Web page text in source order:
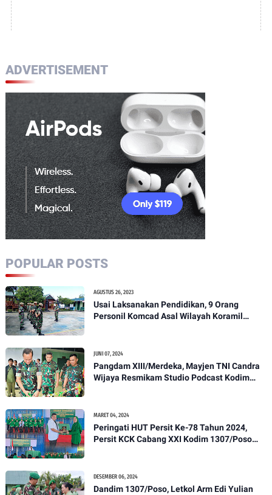
ADVERTISEMENT
POPULAR POSTS
AGUSTUS 26, 2023
Usai Laksanakan Pendidikan, 9 Orang
Personil Komcad Asal Wilayah Koramil
JUNI 07, 2024
Pangdam XIII/Merdeka, Mayjen TNI Candra
Wijaya Resmikam Studio Podcast Kodim
MARET 04, 2024
Peringati HUT Persit Ke-78 Tahun 2024,
Persit KCK Cabang XXI Kodim 1307/Poso
DESEMBER 06, 2024
Dandim 1307/Poso, Letkol Arm Edi Yulian